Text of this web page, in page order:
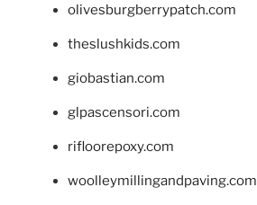
olivesburgberrypatch.com
theslushkids.com
giobastian.com
glpascensori.com
rifloorepoxy.com
woolleymillingandpaving.com